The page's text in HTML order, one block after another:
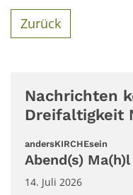
Zurück
Nachrichten
Dreifaltigkeit
andersKIRCHEsein
Abend(s) Ma(h)l
14. Juli 2026